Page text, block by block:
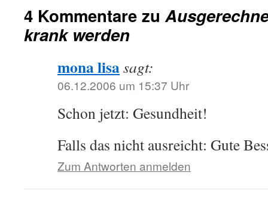
4 Kommentare zu
krank werden
mona lisasagt:
06.12.2006 um 15:37 Uhr
Schon jetzt: Gesundheit!
Falls das nicht ausreicht: Gute
Zum Antworten anmelden